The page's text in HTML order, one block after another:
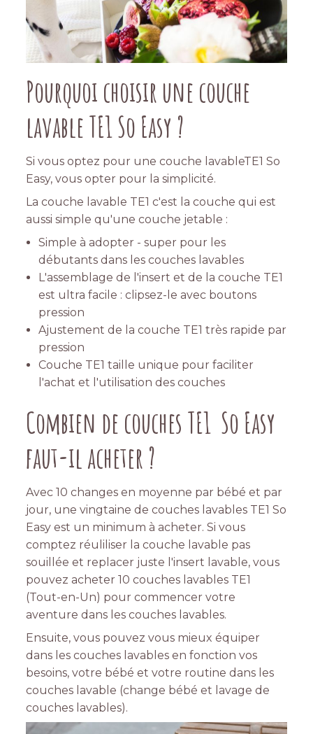
Pourquoi choisir une couche
lavable TE1 So Easy ?
Si vous optez pour une couche lavableTE1 So
Easy, vous opter pour la simplicité.
La couche lavable TE1 c'est la couche qui est
aussi simple qu'une couche jetable :
Simple à adopter - super pour les
débutants dans les couches lavables
L'assemblage de l'insert et de la couche TE1
est ultra facile : clipsez-le avec boutons
pression
Ajustement de la couche TE1 très rapide par
pression
Couche TE1 taille unique pour faciliter
l'achat et l'utilisation des couches
Combien de couches TE1 So Easy
faut-il acheter ?
Avec 10 changes en moyenne par bébé et par
jour, une vingtaine de couches lavables TE1 So
Easy est un minimum à acheter. Si vous
comptez réuliliser la couche lavable pas
souillée et replacer juste l'insert lavable, vous
pouvez acheter 10 couches lavables TE1
(Tout-en-Un) pour commencer votre
aventure dans les couches lavables.
Ensuite, vous pouvez vous mieux équiper
dans les couches lavables en fonction vos
besoins, votre bébé et votre routine dans les
couches lavable (change bébé et lavage de
couches lavables).